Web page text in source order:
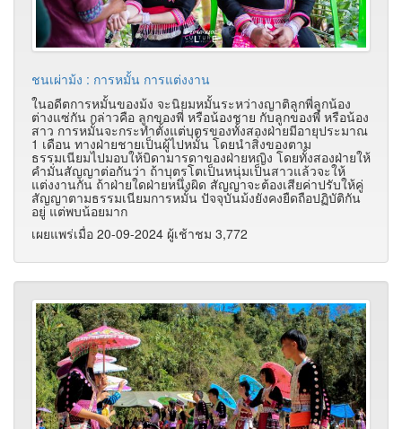
ชนเผ่าม้ง : การหมั้น การแต่งงาน
ในอดีตการหมั้นของม้ง จะนิยมหมั้นระหว่างญาติลูกพี่ลูกน้อง
ต่างแซ่กัน กล่าวคือ ลูกของพี่ หรือน้องชาย กับลูกของพี่ หรือน้อง
สาว การหมั้นจะกระทำตั้งแต่บุตรของทั้งสองฝ่ายมีอายุประมาณ
1 เดือน ทางฝ่ายชายเป็นผู้ไปหมั้น โดยนำสิ่งของตาม
ธรรมเนียมไปมอบให้บิดามารดาของฝ่ายหญิง โดยทั้งสองฝ่ายให้
คำมั่นสัญญาต่อกันว่า ถ้าบุตรโตเป็นหนุ่มเป็นสาวแล้วจะให้
แต่งงานกัน ถ้าฝ่ายใดฝ่ายหนึ่งผิด สัญญาจะต้องเสียค่าปรับให้คู่
สัญญาตามธรรมเนียมการหมั้น ปัจจุบันม้งยังคงยืดถือปฏิบัติกัน
อยู่ แต่พบน้อยมาก
เผยแพร่เมื่อ 20-09-2024 ผู้เช้าชม 3,772